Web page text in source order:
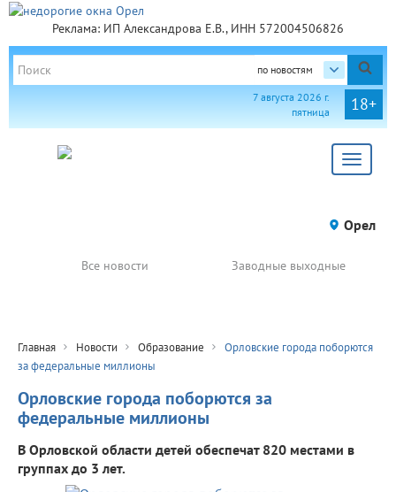
Реклама: ИП Александрова Е.В., ИНН 572004506826
по новостям
18+
7 августа 2026 г.
пятница
Toggle
Орел
Все новости Заводные выходные
Главная Новости Образование
Орловские города поборются
за федеральные миллионы
Орловские города поборются за
федеральные миллионы
В Орловской области детей обеспечат 820 местами в
группах до 3 лет.